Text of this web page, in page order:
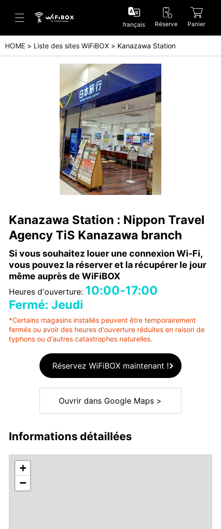
Centre d'aide (Japanese)
Centre d'aide (English)
Enquête (Japanese)
Enquête (English)
français Réserve Panier
HOME Liste des sites WiFiBOX Kanazawa Station
Kanazawa Station : Nippon Travel
Agency TiS Kanazawa branch
Si vous souhaitez louer une connexion Wi-Fi,
vous pouvez la réserver et la récupérer le jour
même auprès de WiFiBOX
Heures d'ouverture: 10:00-17:00
Fermé: Jeudi
*Certains magasins installés peuvent être temporairement
fermés ou avoir des heures d'ouverture réduites en raison de
typhons ou d'autres catastrophes naturelles.
Réservez WiFiBOX maintenant !
Ouvrir dans Google Maps >
Informations détaillées
+
−